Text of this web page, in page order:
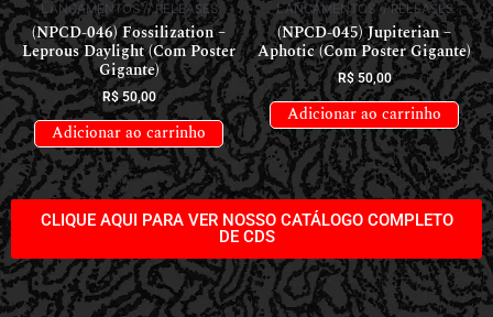
LANÇAMENTOS // RELEASES
(NPCD-046) Fossilization –
Leprous Daylight (Com Poster
Gigante)
R$50,00
Adicionar ao carrinho
LANÇAMENTOS // RELEASES
(NPCD-045) Jupiterian –
Aphotic (Com Poster Gigante)
R$50,00
Adicionar ao carrinho
CLIQUE AQUI PARA VER NOSSO CATÁLOGO COMPLETO
DE CDS